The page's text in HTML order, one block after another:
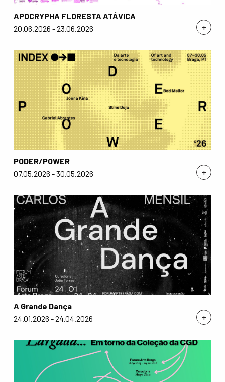
+
APOCRYPHA FLORESTA ATÁVICA
20.06.2026 - 23.06.2026
+
PODER/POWER
07.05.2026 - 30.05.2026
+
A Grande Dança
24.01.2026 - 24.04.2026